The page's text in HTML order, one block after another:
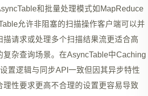
和批量处理模式如MapReduce
允许非阻塞的扫描操作客户端可以并
描请求或处理多个扫描结果流更适合高
复杂查询场景。在AsyncTable中Caching
置逻辑与同步API一致但因其异步特性
理性要求更高不合理的设置更容易导致